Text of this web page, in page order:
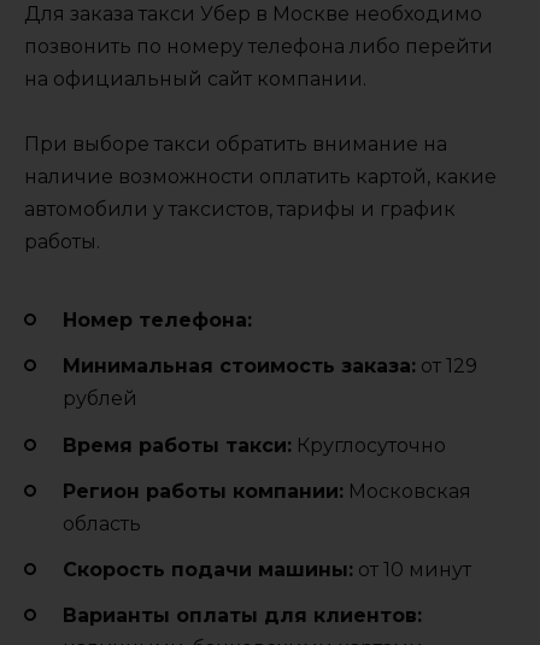
Для заказа такси Убер в Москве необходимо
позвонить по номеру телефона либо перейти
на официальный сайт компании.
При выборе такси обратить внимание на
наличие возможности оплатить картой, какие
автомобили у таксистов, тарифы и график
работы.
Номер телефона:
Минимальная стоимость заказа: от 129
рублей
Время работы такси: Круглосуточно
Регион работы компании: Московская
область
Cкорость подачи машины: от 10 минут
Варианты оплаты для клиентов: